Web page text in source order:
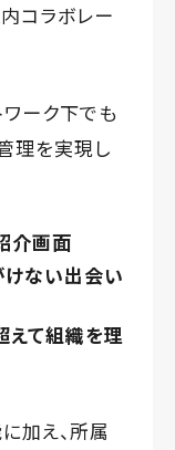
コラボレー
ワーク下でも
理を実現し
介画面
けない出会い
えて組織を理
加え、所属